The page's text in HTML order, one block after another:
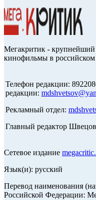
Мегакритик - крупнейший
кинофильмы в российском
Телефон редакции:
редакции:
Рекламный отдел:
Главный редактор
Сетевое издание
Язык(и): русский
Перевод наименования
Российской Федерации: